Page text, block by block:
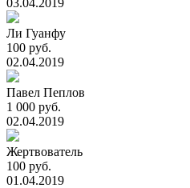
03.04.2019
Ли Гуанфу
100 руб.
02.04.2019
Павел Пеплов
1 000 руб.
02.04.2019
Жертвователь
100 руб.
01.04.2019